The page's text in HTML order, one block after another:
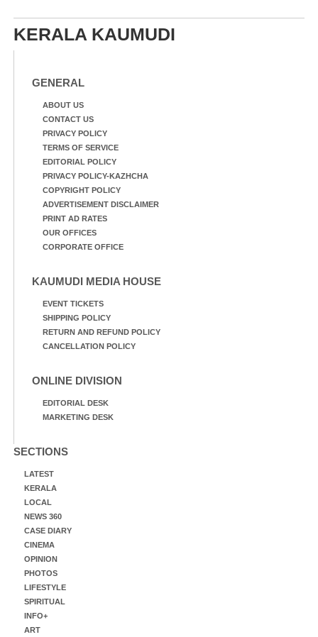
KERALA KAUMUDI
GENERAL
ABOUT US
CONTACT US
PRIVACY POLICY
TERMS OF SERVICE
EDITORIAL POLICY
PRIVACY POLICY-KAZHCHA
COPYRIGHT POLICY
ADVERTISEMENT DISCLAIMER
PRINT AD RATES
OUR OFFICES
CORPORATE OFFICE
KAUMUDI MEDIA HOUSE
EVENT TICKETS
SHIPPING POLICY
RETURN AND REFUND POLICY
CANCELLATION POLICY
ONLINE DIVISION
EDITORIAL DESK
MARKETING DESK
SECTIONS
LATEST
KERALA
LOCAL
NEWS 360
CASE DIARY
CINEMA
OPINION
PHOTOS
LIFESTYLE
SPIRITUAL
INFO+
ART